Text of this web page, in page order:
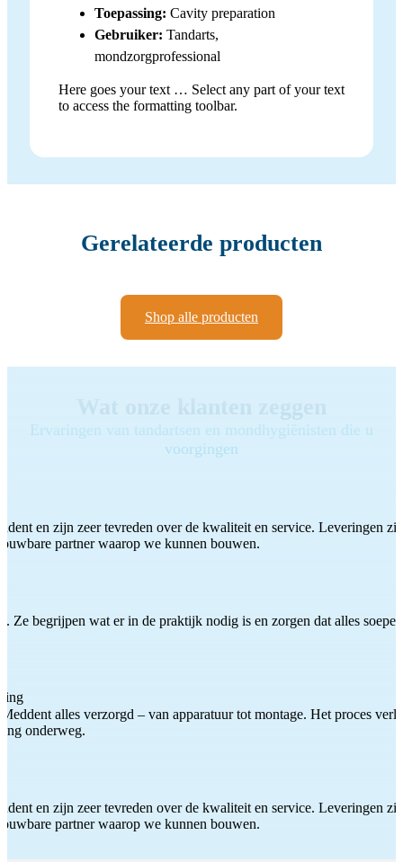
Toepassing: Cavity preparation
Gebruiker: Tandarts,
mondzorgprofessional
Here goes your text … Select any part of your text
to access the formatting toolbar.
Gerelateerde producten
Shop alle producten
Ervaringen van tandartsen en mondhygiënisten die u
voorgingen
en zijn zeer tevreden over de kwaliteit en service. Leveringen
partner waarop we kunnen bouwen.
Ze begrijpen wat er in de praktijk nodig is en zorgen dat alles
alles verzorgd – van apparatuur tot montage. Het proces
onderweg.
en zijn zeer tevreden over de kwaliteit en service. Leveringen
partner waarop we kunnen bouwen.